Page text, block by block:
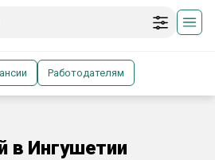
Работодателям
в Ингушетии